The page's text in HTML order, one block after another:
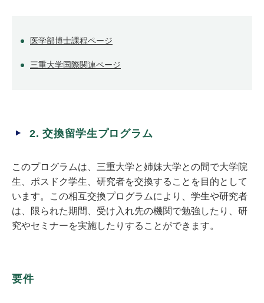
医学部博士課程ページ
三重大学国際関連ページ
2. 交換留学生プログラム
このプログラムは、三重大学と姉妹大学との間で大学院
生、ポスドク学生、研究者を交換することを目的として
います。この相互交換プログラムにより、学生や研究者
は、限られた期間、受け入れ先の機関で勉強したり、研
究やセミナーを実施したりすることができます。
要件